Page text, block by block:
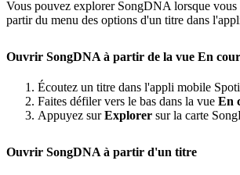
Vous pouvez explorer SongDNA lorsque vous
partir du menu des options d'un titre dans
Ouvrir SongDNA à partir de la vue En
Écoutez un titre dans l'appli mobile
Faites défiler vers le bas dans la vue En
Appuyez surExplorer sur la carte
Ouvrir SongDNA à partir d'un titre